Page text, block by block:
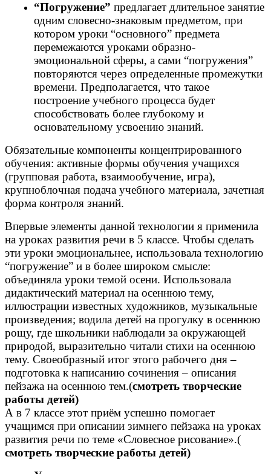
“Погружение” предлагает длительное занятие
одним словесно-знаковым предметом, при
котором уроки “основного” предмета
перемежаются уроками образно-
эмоциональной сферы, а сами “погружения”
повторяются через определенные промежутки
времени. Предполагается, что такое
построение учебного процесса будет
способствовать более глубокому и
основательному усвоению знаний.
Обязательные компоненты концентрированного
обучения: активные формы обучения учащихся
(групповая работа, взаимообучение, игра),
крупноблочная подача учебного материала, зачетная
форма контроля знаний.
Впервые элементы данной технологии я применила
на уроках развития речи в 5 классе. Чтобы сделать
эти уроки эмоциональнее, использовала технологию
“погружение” и в более широком смысле:
объединяла уроки темой осени. Использовала
дидактический материал на осеннюю тему,
иллюстрации известных художников, музыкальные
произведения; водила детей на прогулку в осеннюю
рощу, где школьники наблюдали за окружающей
природой, выразительно читали стихи на осеннюю
тему. Своеобразный итог этого рабочего дня –
подготовка к написанию сочинения – описания
пейзажа на осеннюю тем.(смотреть творческие
работы детей)
А в 7 классе этот приём успешно помогает
учащимся при описании зимнего пейзажа на уроках
развития речи по теме «Словесное рисование».(
смотреть творческие работы детей)